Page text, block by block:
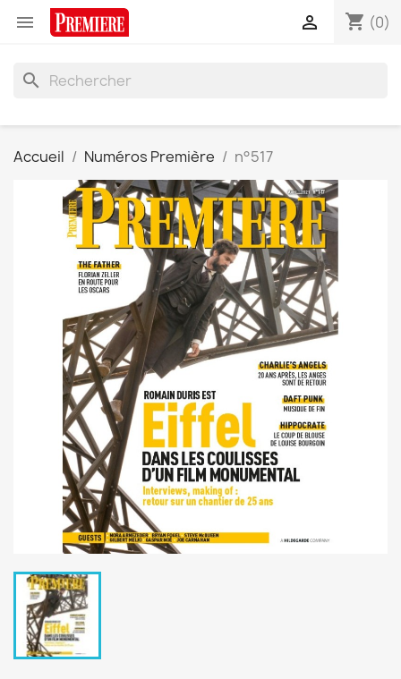
 shopping_cart (0)

search
Accueil Numéros Première n°517